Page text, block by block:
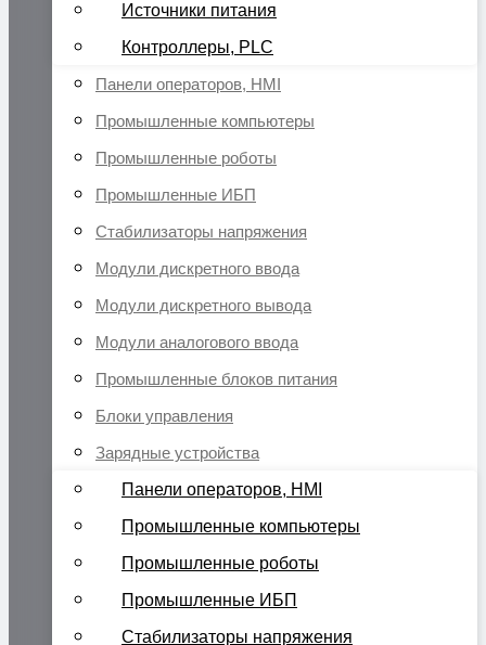
Источники питания
Контроллеры, PLC
Панели операторов, HMI
Промышленные компьютеры
Промышленные роботы
Промышленные ИБП
Стабилизаторы напряжения
Модули дискретного ввода
Модули дискретного вывода
Модули аналогового ввода
Промышленные блоков питания
Блоки управления
Зарядные устройства
Панели операторов, HMI
Промышленные компьютеры
Промышленные роботы
Промышленные ИБП
Стабилизаторы напряжения